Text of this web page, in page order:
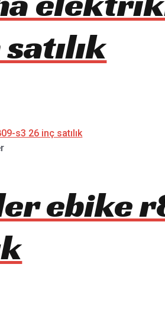
ebike